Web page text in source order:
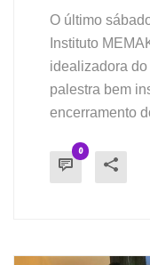
O último
Instituto
idealizadora
palestra bem
encerramento
0